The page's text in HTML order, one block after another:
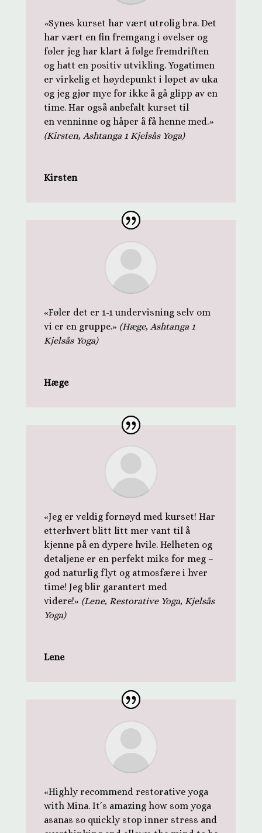
«Synes kurset har vært utrolig bra. Det
har vært en fin fremgang i øvelser og
føler jeg har klart å følge fremdriften
og hatt en positiv utvikling. Yogatimen
er virkelig et høydepunkt i løpet av uka
og jeg gjør mye for ikke å gå glipp av en
time. Har også anbefalt kurset til
en venninne og håper å få henne med.»
(Kirsten, Ashtanga 1 Kjelsås Yoga)
Kirsten
«Føler det er 1-1 undervisning selv om
vi er en gruppe.» (Hæge, Ashtanga 1
Kjelsås Yoga)
Hæge
«Jeg er veldig fornøyd med kurset! Har
etterhvert blitt litt mer vant til å
kjenne på en dypere hvile. Helheten og
detaljene er en perfekt miks for meg –
god naturlig flyt og atmosfære i hver
time! Jeg blir garantert med
videre!» (Lene, Restorative Yoga, Kjelsås
Yoga)
Lene
«Highly recommend restorative yoga
with Mina. It´s amazing how som yoga
asanas so quickly stop inner stress and